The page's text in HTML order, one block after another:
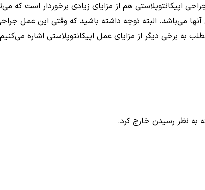
اپیکانتوپلاستی هم از مزایای زیادی برخوردار است که
البته توجه داشته باشید که وقتی این عمل جراحی
برخی دیگر از مزایای عمل اپیکانتوپلاستی اشاره